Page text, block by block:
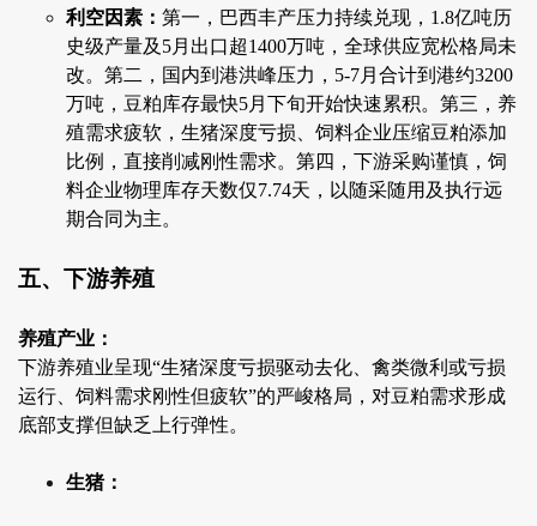
利空因素： 第一，巴西丰产压力持续兑现，1.8亿吨历
史级产量及5月出口超1400万吨，全球供应宽松格局未
改。第二，国内到港洪峰压力，5-7月合计到港约3200
万吨，豆粕库存最快5月下旬开始快速累积。第三，养
殖需求疲软，生猪深度亏损、饲料企业压缩豆粕添加
比例，直接削减刚性需求。第四，下游采购谨慎，饲
料企业物理库存天数仅7.74天，以随采随用及执行远
期合同为主。
五、下游养殖
养殖产业：
下游养殖业呈现“生猪深度亏损驱动去化、禽类微利或亏损
运行、饲料需求刚性但疲软”的严峻格局，对豆粕需求形成
底部支撑但缺乏上行弹性。
生猪：